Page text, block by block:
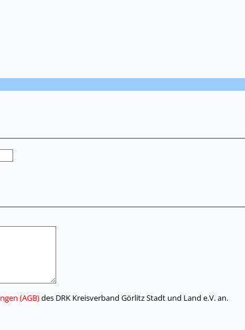
(AGB)des DRK Kreisverband Görlitz Stadt und Land e.V. an.